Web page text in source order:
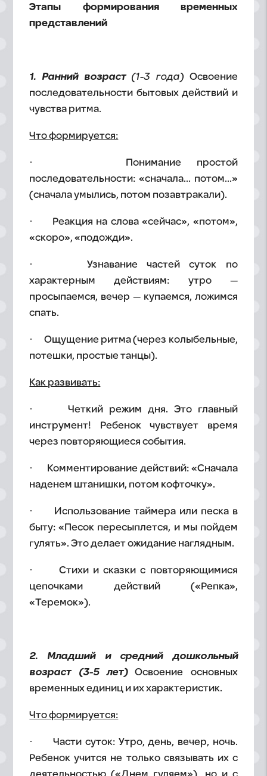
Этапы формирования временных
представлений
1. Ранний возраст (1-3 года) Освоение
последовательности бытовых действий и
чувства ритма.
Что формируется:
· Понимание простой
последовательности: «сначала... потом...»
(сначала умылись, потом позавтракали).
· Реакция на слова «сейчас», «потом»,
«скоро», «подожди».
· Узнавание частей суток по
характерным действиям: утро —
просыпаемся, вечер — купаемся, ложимся
спать.
· Ощущение ритма (через колыбельные,
потешки, простые танцы).
Как развивать:
· Четкий режим дня. Это главный
инструмент! Ребенок чувствует время
через повторяющиеся события.
· Комментирование действий: «Сначала
наденем штанишки, потом кофточку».
· Использование таймера или песка в
быту: «Песок пересыплется, и мы пойдем
гулять». Это делает ожидание наглядным.
· Стихи и сказки с повторяющимися
цепочками действий («Репка»,
«Теремок»).
2. Младший и средний дошкольный
возраст (3-5 лет)Освоение основных
временных единиц и их характеристик.
Что формируется:
· Части суток: Утро, день, вечер, ночь.
Ребенок учится не только связывать их с